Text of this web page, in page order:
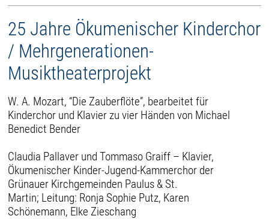
25 Jahre Ökumenischer Kinderchor
/ Mehrgenerationen-
Musiktheaterprojekt
W. A. Mozart, “Die Zauberflöte”, bearbeitet für
Kinderchor und Klavier zu vier Händen von Michael
Benedict Bender
Claudia Pallaver und Tommaso Graiff – Klavier,
Ökumenischer Kinder-Jugend-Kammerchor der
Grünauer Kirchgemeinden Paulus & St.
Martin; Leitung: Ronja Sophie Putz, Karen
Schönemann, Elke Zieschang